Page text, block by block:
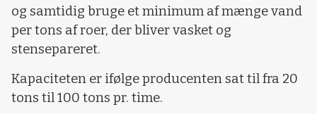
og samtidig bruge et minimum af mænge vand
per tons af roer, der bliver vasket og
stensepareret.
Kapaciteten er ifølge producenten sat til fra 20
tons til 100 tons pr. time.